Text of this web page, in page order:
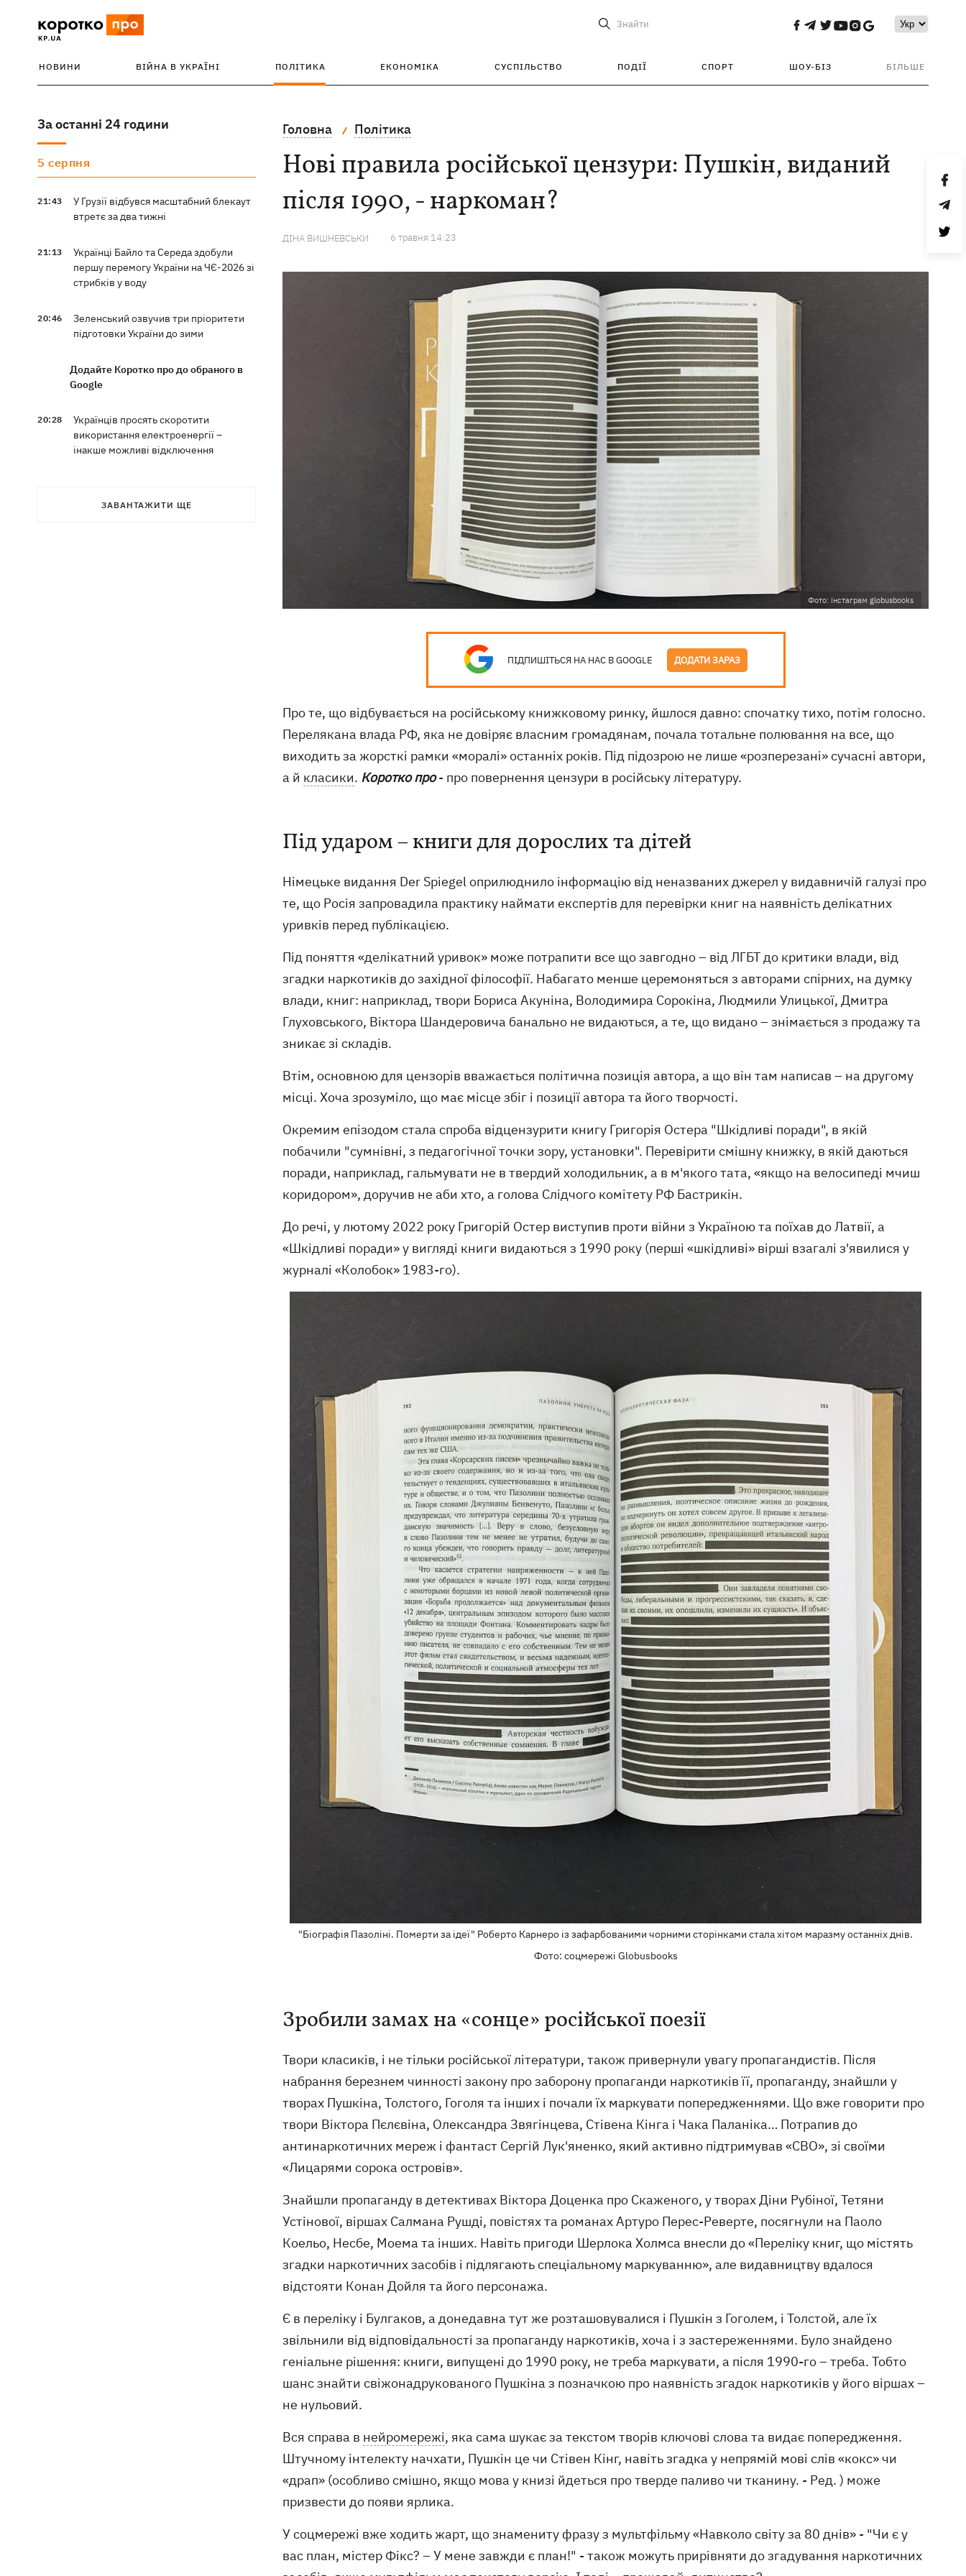
Знайти
НОВИНИ ВІЙНА В УКРАЇНІ ПОЛІТИКА ЕКОНОМІКА СУСПІЛЬСТВО ПОДІЇ СПОРТ ШОУ-БІЗ БІЛЬШЕ
За останні 24 години
5 серпня
21:43
У Грузії відбувся масштабний блекаут
втретє за два тижні
21:13
Українці Байло та Середа здобули
першу перемогу України на ЧЄ-2026 зі
стрибків у воду
20:46
Зеленський озвучив три пріоритети
підготовки України до зими
Додайте Коротко про до обраного в
Google
20:28
Українців просять скоротити
використання електроенергії –
інакше можливі відключення
блискавки просто на полі
ЗАВАНТАЖИТИ ЩЕ
Головна Політика
Нові правила російської цензури: Пушкін, виданий
після 1990, - наркоман?
ДІНА ВИШНЕВСЬКИ 6 травня 14:23
Фото: інстаграм globusbooks
ПІДПИШІТЬСЯ НА НАС В GOOGLE ДОДАТИ ЗАРАЗ
Про те, що відбувається на російському книжковому ринку, йшлося давно: спочатку тихо, потім голосно.
Перелякана влада РФ, яка не довіряє власним громадянам, почала тотальне полювання на все, що
виходить за жорсткі рамки «моралі» останніх років. Під підозрою не лише «розперезані» сучасні автори,
а й класики. Коротко про- про повернення цензури в російську літературу.
Під ударом – книги для дорослих та дітей
Німецьке видання Der Spiegel оприлюднило інформацію від неназваних джерел у видавничій галузі про
те, що Росія запровадила практику наймати експертів для перевірки книг на наявність делікатних
уривків перед публікацією.
Під поняття «делікатний уривок» може потрапити все що завгодно – від ЛГБТ до критики влади, від
згадки наркотиків до західної філософії. Набагато менше церемоняться з авторами спірних, на думку
влади, книг: наприклад, твори Бориса Акуніна, Володимира Сорокіна, Людмили Улицької, Дмитра
Глуховського, Віктора Шандеровича банально не видаються, а те, що видано – знімається з продажу та
зникає зі складів.
Втім, основною для цензорів вважається політична позиція автора, а що він там написав – на другому
місці. Хоча зрозуміло, що має місце збіг і позиції автора та його творчості.
Окремим епізодом стала спроба відцензурити книгу Григорія Остера "Шкідливі поради", в якій
побачили "сумнівні, з педагогічної точки зору, установки". Перевірити смішну книжку, в якій даються
поради, наприклад, гальмувати не в твердий холодильник, а в м'якого тата, «якщо на велосипеді мчиш
коридором», доручив не аби хто, а голова Слідчого комітету РФ Бастрикін.
До речі, у лютому 2022 року Григорій Остер виступив проти війни з Україною та поїхав до Латвії, а
«Шкідливі поради» у вигляді книги видаються з 1990 року (перші «шкідливі» вірші взагалі з'явилися у
журналі «Колобок» 1983-го).
"Біографія Пазоліні. Померти за ідеї" Роберто Карнеро із зафарбованими чорними сторінками стала хітом маразму останніх днів.
Фото: соцмережі Globusbooks
Зробили замах на «сонце» російської поезії
Твори класиків, і не тільки російської літератури, також привернули увагу пропагандистів. Після
набрання березнем чинності закону про заборону пропаганди наркотиків її, пропаганду, знайшли у
творах Пушкіна, Толстого, Гоголя та інших і почали їх маркувати попередженнями. Що вже говорити про
твори Віктора Пєлєвіна, Олександра Звягінцева, Стівена Кінга і Чака Паланіка… Потрапив до
антинаркотичних мереж і фантаст Сергій Лук'яненко, який активно підтримував «СВО», зі своїми
«Лицарями сорока островів».
Знайшли пропаганду в детективах Віктора Доценка про Скаженого, у творах Діни Рубіної, Тетяни
Устінової, віршах Салмана Рушді, повістях та романах Артуро Перес-Реверте, посягнули на Паоло
Коельо, Несбе, Моема та інших. Навіть пригоди Шерлока Холмса внесли до «Переліку книг, що містять
згадки наркотичних засобів і підлягають спеціальному маркуванню», але видавництву вдалося
відстояти Конан Дойля та його персонажа.
Є в переліку і Булгаков, а донедавна тут же розташовувалися і Пушкін з Гоголем, і Толстой, але їх
звільнили від відповідальності за пропаганду наркотиків, хоча і з застереженнями. Було знайдено
геніальне рішення: книги, випущені до 1990 року, не треба маркувати, а після 1990-го – треба. Тобто
шанс знайти свіжонадрукованого Пушкіна з позначкою про наявність згадок наркотиків у його віршах –
не нульовий.
Вся справа в нейромережі, яка сама шукає за текстом творів ключові слова та видає попередження.
Штучному інтелекту начхати, Пушкін це чи Стівен Кінг, навіть згадка у непрямій мові слів «кокс» чи
«драп» (особливо смішно, якщо мова у книзі йдеться про тверде паливо чи тканину. - Ред. ) може
призвести до появи ярлика.
У соцмережі вже ходить жарт, що знамениту фразу з мультфільму «Навколо світу за 80 днів» - "Чи є у
вас план, містер Фікс? – У мене завжди є план!" - також можуть прирівняти до згадування наркотичних